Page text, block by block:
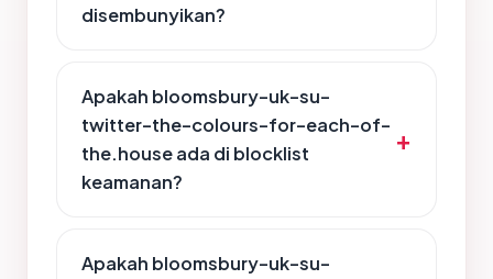
disembunyikan?
Apakah bloomsbury-uk-su-
twitter-the-colours-for-each-of-
the.house ada di blocklist
keamanan?
Apakah bloomsbury-uk-su-